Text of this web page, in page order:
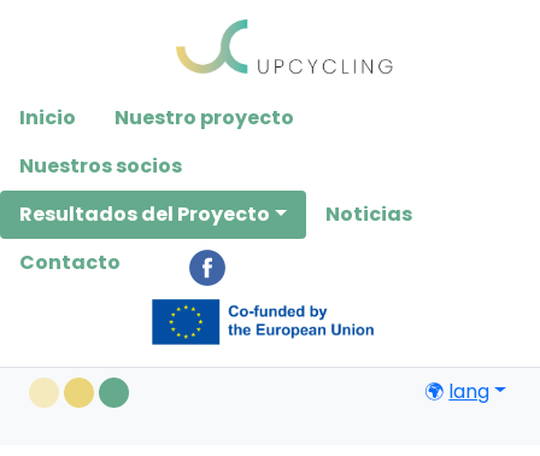
includes
an
accessibility
system.
Inicio
Nuestro proyecto
Nuestros socios
Resultados del Proyecto
Noticias
Contacto
🌍 lang